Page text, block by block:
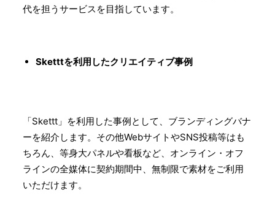
代を担うサービスを目指しています。
Sketttを利用したクリエイティブ事例
「Skettt」を利用した事例として、ブランディングバナ
ーを紹介します。その他WebサイトやSNS投稿等はも
ちろん、等身大パネルや看板など、オンライン・オフ
ラインの全媒体に契約期間中、無制限で素材をご利用
いただけます。